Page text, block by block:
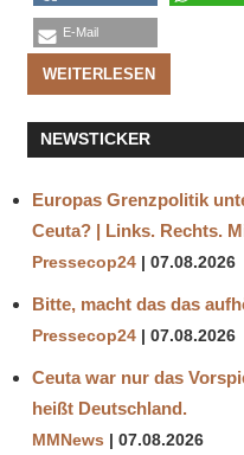
E-Mail
WEITERLESEN
NEWSTICKER
Europas Grenzpolitik
Ceuta? | Links. Rechts.
Pressecop24 07.08.2026
Bitte, macht das das
Pressecop24 07.08.2026
Ceuta war nur das
heißt Deutschland.
MMNews 07.08.2026